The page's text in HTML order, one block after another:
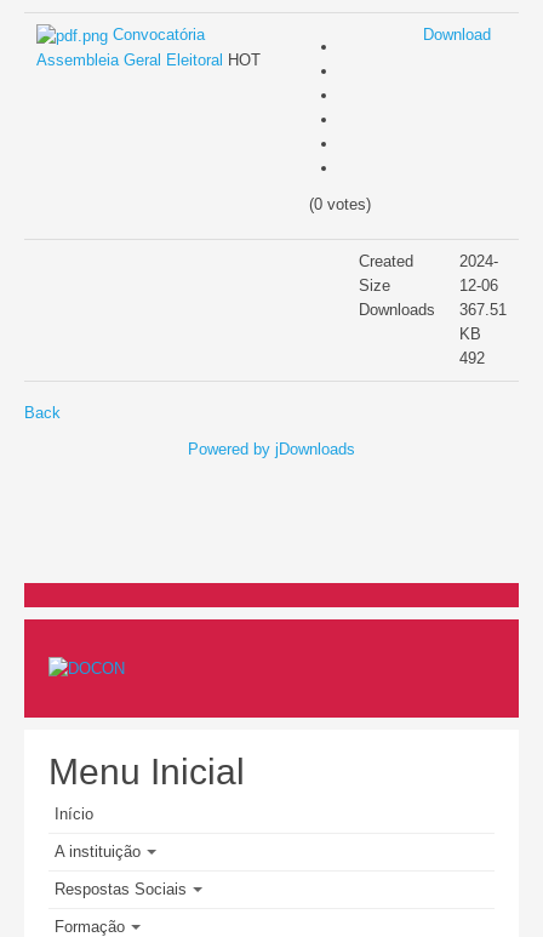
Convocatória
Assembleia Geral Eleitoral HOT
(0 votes)
Download
Created
Size
Downloads
2024-
12-06
367.51
KB
492
Back
Powered by jDownloads
Menu Inicial
Início
A instituição
Respostas Sociais
Formação